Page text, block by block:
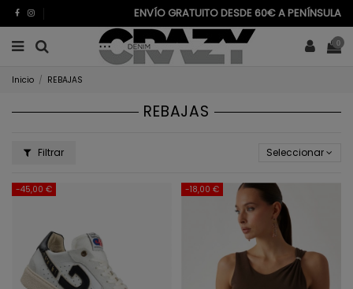
ENVÍO GRATUITO DESDE 60€ A PENÍNSULA
0
Inicio REBAJAS
REBAJAS
Filtrar Seleccionar
-45,00 € -18,00 €